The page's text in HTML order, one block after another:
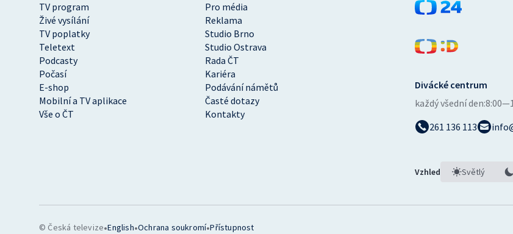
TV program
Pro média
Živé vysílání
Reklama
TV poplatky
Studio Brno
Teletext
Studio Ostrava
Podcasty
Rada ČT
Počasí
Kariéra
E-shop
Podávání námětů
Mobilní a TV aplikace
Časté dotazy
Vše o ČT
Kontakty
Divácké centrum
každý všední den:
261 136 113
Vzhled Světlý
© Česká televize•English•Ochrana soukromí•Přístupnost